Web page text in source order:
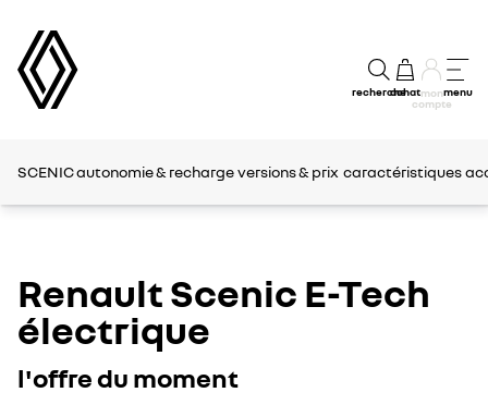
rechercheachatmon
compte
menu
SCENICautonomie & recharge versions & prix caractéristiques
Renault Scenic E-Tech
électrique
l'offre du moment